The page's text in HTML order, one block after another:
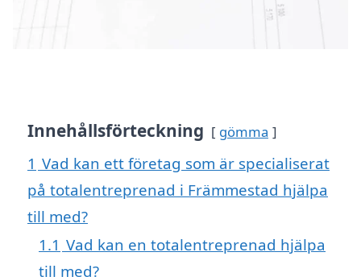
Innehållsförteckning gömma
1 Vad kan ett företag som är specialiserat
på totalentreprenad i Främmestad hjälpa
till med?
1.1 Vad kan en totalentreprenad hjälpa
till med?